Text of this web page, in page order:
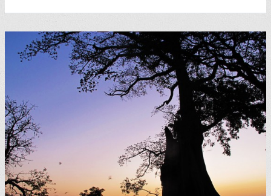
Reisebericht:
Show
the
Round
Benin,
von
Annie
Caulfield
(2002)
–